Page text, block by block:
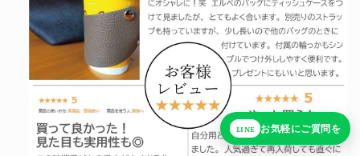
LINE お気軽にご質問を